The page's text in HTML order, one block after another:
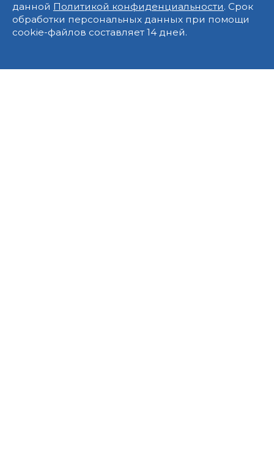
данной Политикой конфиденциальности. Срок
обработки персональных данных при помощи
cookie-файлов составляет 14 дней.